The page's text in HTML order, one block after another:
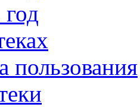
пользования